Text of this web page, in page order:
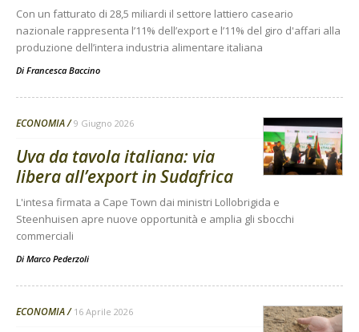
Con un fatturato di 28,5 miliardi il settore lattiero caseario
nazionale rappresenta l’11% dell’export e l’11% del giro d'affari alla
produzione dell’intera industria alimentare italiana
Di Francesca Baccino
ECONOMIA 9 Giugno 2026
Uva da tavola italiana: via
libera all’export in Sudafrica
L'intesa firmata a Cape Town dai ministri Lollobrigida e
Steenhuisen apre nuove opportunità e amplia gli sbocchi
commerciali
Di Marco Pederzoli
ECONOMIA 16 Aprile 2026